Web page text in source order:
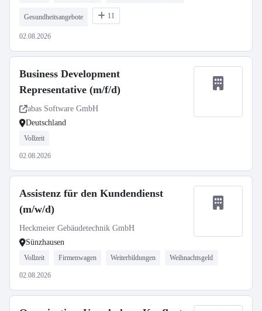
Gesundheitsangebote 11
02.08.2026
Business Development
Representative (m/f/d)
abas Software GmbH
Deutschland
Vollzeit
02.08.2026
Assistenz für den Kundendienst
(m/w/d)
Heckmeier Gebäudetechnik GmbH
Sünzhausen
Vollzeit Firmenwagen Weiterbildungen Weihnachtsgeld
02.08.2026